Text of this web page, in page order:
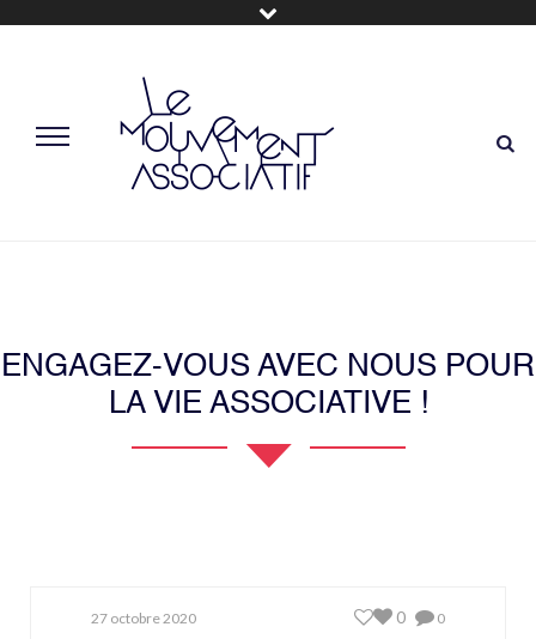
ENGAGEZ-VOUS AVEC NOUS POUR
LA VIE ASSOCIATIVE !
27 octobre 2020 0
0